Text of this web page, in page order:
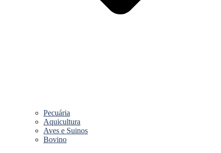
Pecuária
Aquicultura
Aves e Suinos
Bovino